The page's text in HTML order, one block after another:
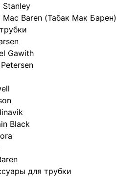
Stanley
Mac Baren (Табак Мак Барен)
Gawith
Black
для трубки